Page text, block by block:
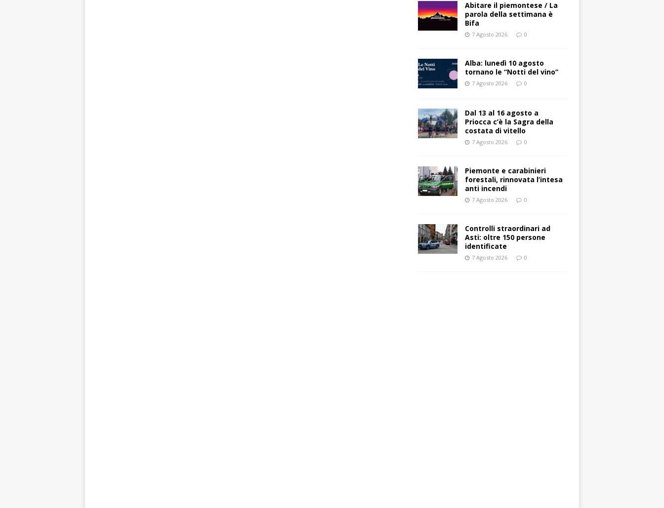
Abitare il piemontese / La
parola della settimana è
Bifa
7 Agosto 2026 0
Alba: lunedì 10 agosto
tornano le “Notti del vino”
7 Agosto 2026 0
Dal 13 al 16 agosto a
Priocca c’è la Sagra della
costata di vitello
7 Agosto 2026 0
Piemonte e carabinieri
forestali, rinnovata l’intesa
anti incendi
7 Agosto 2026 0
Controlli straordinari ad
Asti: oltre 150 persone
identificate
7 Agosto 2026 0